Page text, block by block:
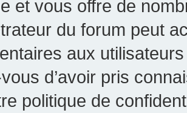
et vous offre de
du forum peut
aux
d’avoir pris
politique de